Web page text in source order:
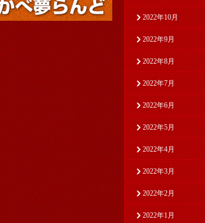
2022年10月
2022年9月
2022年8月
2022年7月
2022年6月
2022年5月
2022年4月
2022年3月
2022年2月
2022年1月